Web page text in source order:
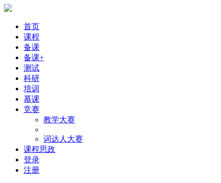
首页
课程
备课
备课+
测试
科研
培训
慕课
竞赛
教学大赛
词达人大赛
课程思政
登录
注册